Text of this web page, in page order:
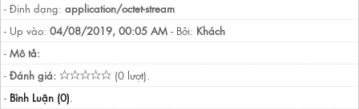
- Định dạng: application/octet-stream
- Up vào: 04/08/2019, 00:05 AM - Bởi: Khách
- Mô tả:
- Đánh giá:
(0 lượt).
- Bình Luận (0).